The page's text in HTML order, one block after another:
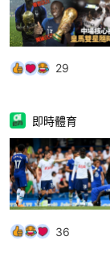
29
即時體育
36